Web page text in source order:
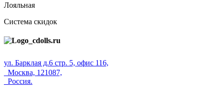
Лояльная
Система скидок
ул. Барклая д.6 стр. 5, офис 116,
Москва, 121087,
Россия.